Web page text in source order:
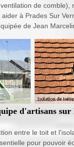
de comble),
à Prades Sur
de Jean
d'artisans sur
entre le toit et
pour pouvoir